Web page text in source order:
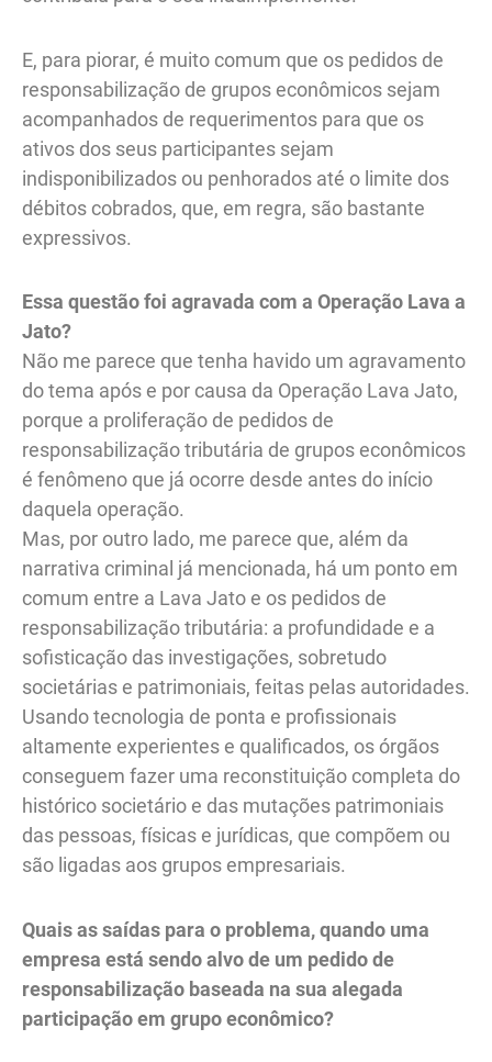
E, para piorar, é muito comum que os pedidos de
responsabilização de grupos econômicos sejam
acompanhados de requerimentos para que os
ativos dos seus participantes sejam
indisponibilizados ou penhorados até o limite dos
débitos cobrados, que, em regra, são bastante
expressivos.
Essa questão foi agravada com a Operação Lava a
Jato?
Não me parece que tenha havido um agravamento
do tema após e por causa da Operação Lava Jato,
porque a proliferação de pedidos de
responsabilização tributária de grupos econômicos
é fenômeno que já ocorre desde antes do início
daquela operação.
Mas, por outro lado, me parece que, além da
narrativa criminal já mencionada, há um ponto em
comum entre a Lava Jato e os pedidos de
responsabilização tributária: a profundidade e a
sofisticação das investigações, sobretudo
societárias e patrimoniais, feitas pelas autoridades.
Usando tecnologia de ponta e profissionais
altamente experientes e qualificados, os órgãos
conseguem fazer uma reconstituição completa do
histórico societário e das mutações patrimoniais
das pessoas, físicas e jurídicas, que compõem ou
são ligadas aos grupos empresariais.
Quais as saídas para o problema, quando uma
empresa está sendo alvo de um pedido de
responsabilização baseada na sua alegada
participação em grupo econômico?